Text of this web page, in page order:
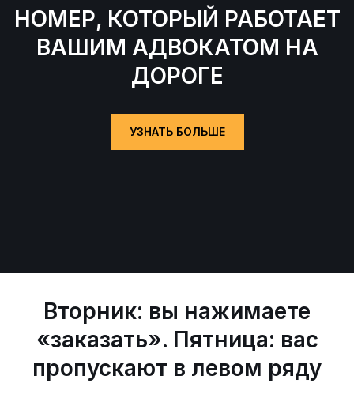
НОМЕР, КОТОРЫЙ РАБОТАЕТ
ВАШИМ АДВОКАТОМ НА
ДОРОГЕ
УЗНАТЬ БОЛЬШЕ
Вторник: вы нажимаете
«заказать». Пятница: вас
пропускают в левом ряду